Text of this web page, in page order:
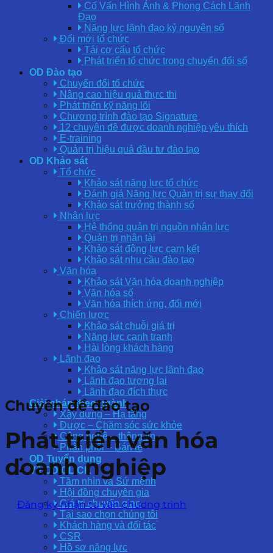
Cố Vấn Hình Ảnh & Phong Cách Lãnh
Đạo
Năng lực lãnh đạo kỷ nguyên số
Đổi mới tổ chức
Tái cơ cấu tổ chức
Phát triển tổ chức trong chuyển đổi số
OD Đào tạo
Chuyển đổi tổ chức
Nâng cao hiệu quả thực thi
Phát triển kỹ năng lõi
Chương trình đào tạo Signature
12 chuyên đề được doanh nghiệp yêu thích
E-training
Quản trị hiệu quả đầu tư đào tạo
OD Khảo sát
Tổ chức
Khảo sát năng lực tổ chức
Đánh giá Năng lực Quản trị sự thay đổi
Khảo sát trưởng thành số
Nhân lực
Hệ thống quản trị nguồn nhân lực
Quản trị nhân tài
Khảo sát động lực cam kết
Khảo sát nhu cầu đào tạo
Văn hóa
Khảo sát Văn hóa doanh nghiệp
Văn hóa số
Văn hóa thích ứng, đổi mới
Chiến lược
Khảo sát chuỗi giá trị
Năng lực cạnh tranh
Hài lòng khách hàng
Lãnh đạo
Khảo sát năng lực lãnh đạo
Lãnh đạo tương lai
Lãnh đạo đích thực
Giải pháp theo ngành
Xây dựng – Hạ tầng
Dược – Chăm sóc sức khỏe
Công nghệ – thông tin
Phân phối – Bán lẻ
OD Tuyển dụng
Về OD CLICK
Tầm nhìn và Sứ mệnh
Hội đồng chuyên gia
Giá trị chuyển giao
Tại sao chọn chúng tôi
Khách hàng và đối tác
CSR
Hồ sơ năng lực
Chuyên đề đào tạo
Phát triển văn hóa
doanh nghiệp
Đăng ký nhận tư vấn chương trình